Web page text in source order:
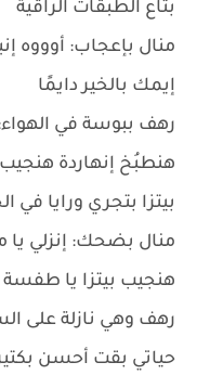
بتاع الطبقات الراقية
منال بإعجاب: أوووه
إيمك بالخير دايمًا
رهف ببوسة في
هنطبُخ إنهاردة
بيتزا بتجري ورايا في
منال بضحك: إنزلي يا
هنجيب بيتزا يا طفسة
رهف وهي نازلة على
حياتي بقت أحسن بكتير